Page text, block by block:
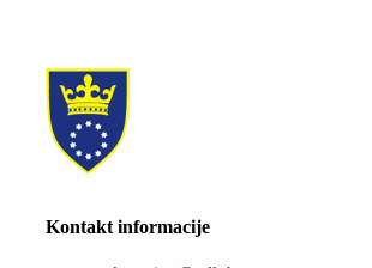
Kontakt informacije